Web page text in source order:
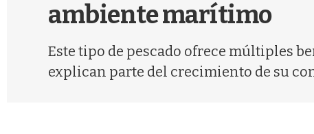
ambiente marítimo
Este tipo de pescado ofrece múltiples
explican parte del crecimiento de su